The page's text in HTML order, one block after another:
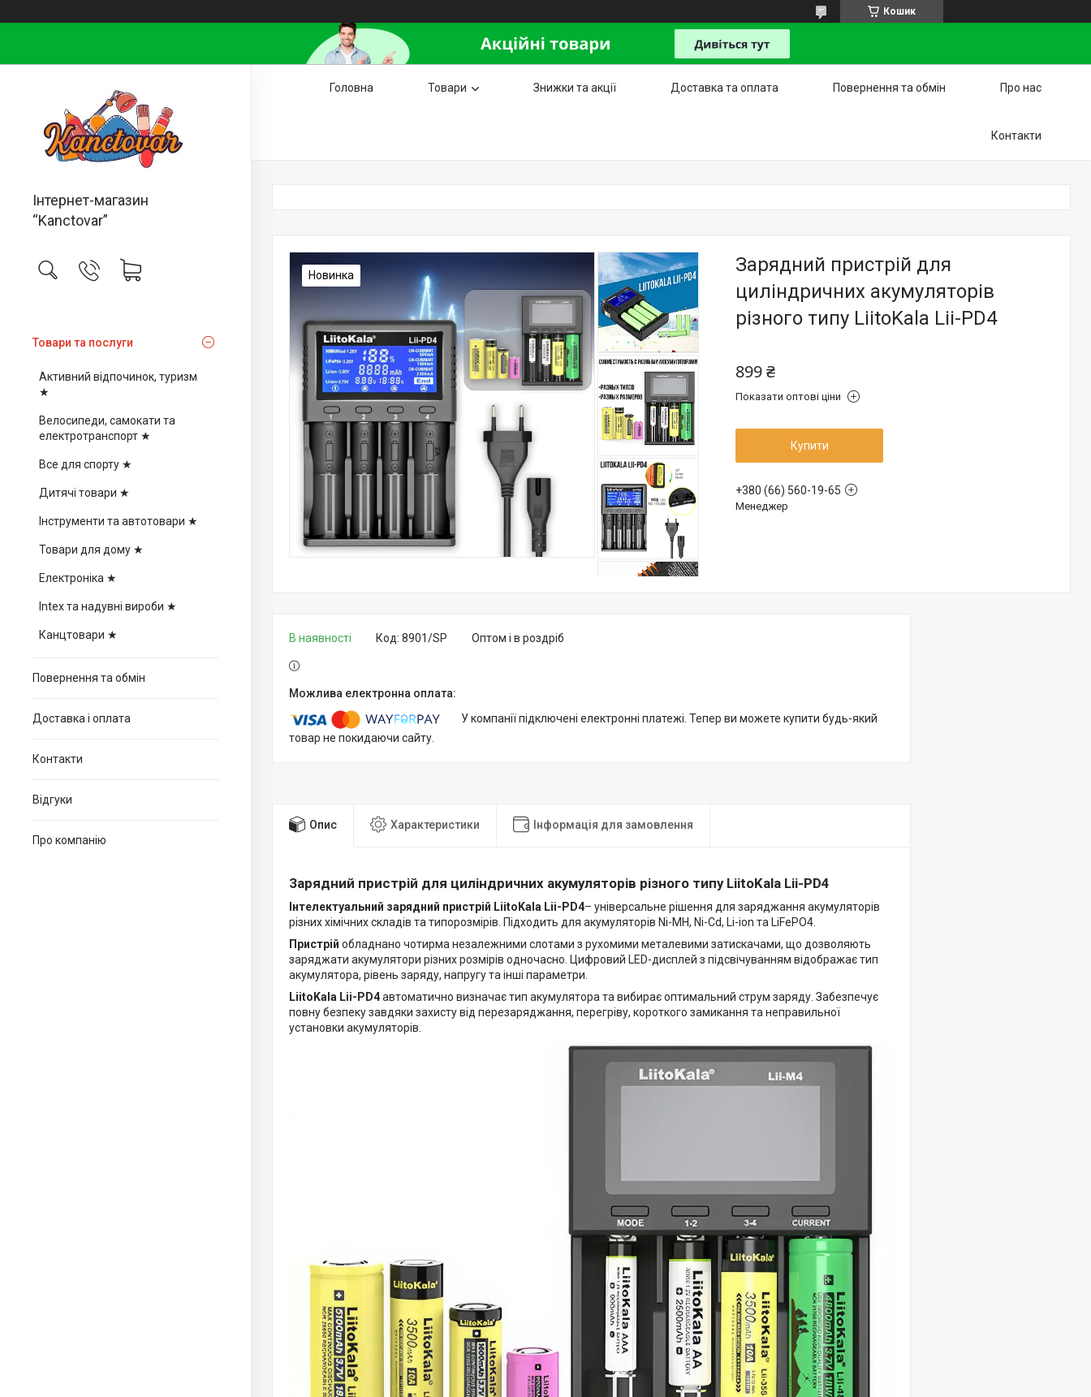
Кошик
Інтернет-магазин
“Kanctovar”
Товари та послуги
Активний відпочинок, туризм
★
Велосипеди, самокати та
електротранспорт ★
Все для спорту ★
Дитячі товари ★
Інструменти та автотовари ★
Товари для дому ★
Електроніка ★
Intex та надувні вироби ★
Канцтовари ★
Повернення та обмін
Доставка і оплата
Контакти
Відгуки
Про компанію
Головна Товари Знижки та акції Доставка та оплата Повернення та обмін Про нас
Контакти
Новинка
Зарядний пристрій для
циліндричних акумуляторів
різного типу LiitoKala Lii-PD4
899 ₴
Показати оптові ціни
Купити
+380 (66) 560-19-65
Менеджер
В наявності Оптом і в роздріб
Код: 8901/SP
У компанії підключені електронні платежі. Тепер ви можете купити будь-який
товар не покидаючи сайту.
Опис Характеристики Інформація для замовлення
Зарядний пристрій для циліндричних акумуляторів різного типу LiitoKala Lii-PD4
Інтелектуальний зарядний пристрій LiitoKala Lii-PD4– універсальне рішення для заряджання акумуляторів
різних хімічних складів та типорозмірів. Підходить для акумуляторів Ni-MH, Ni-Cd, Li-ion та LiFePO4.
Пристрій обладнано чотирма незалежними слотами з рухомими металевими затискачами, що дозволяють
заряджати акумулятори різних розмірів одночасно. Цифровий LED-дисплей з підсвічуванням відображає тип
акумулятора, рівень заряду, напругу та інші параметри.
LiitoKala Lii-PD4автоматично визначає тип акумулятора та вибирає оптимальний струм заряду. Забезпечує
повну безпеку завдяки захисту від перезаряджання, перегріву, короткого замикання та неправильної
установки акумуляторів.